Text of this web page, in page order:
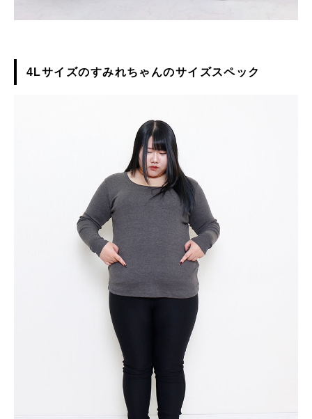
4Lサイズのすみれちゃんのサイズスペック